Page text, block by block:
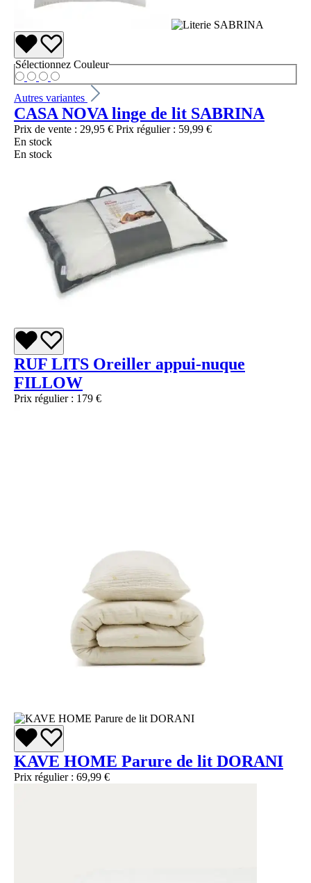
Sélectionnez Couleur
Autres variantes
CASA NOVA linge de lit SABRINA
Prix de vente : 29,95 € Prix régulier : 59,99 €
En stock
En stock
RUF LITS Oreiller appui-nuque
FILLOW
Prix régulier : 179 €
KAVE HOME Parure de lit DORANI
Prix régulier : 69,99 €